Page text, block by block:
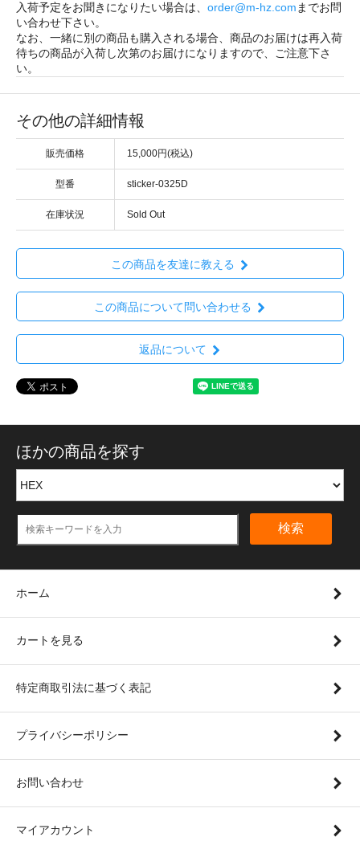
入荷予定をお聞きになりたい場合は、 order@m-hz.comまでお問
い合わせ下さい。
なお、一緒に別の商品も購入される場合、商品のお届けは再入荷
待ちの商品が入荷し次第のお届けになりますので、ご注意下さ
い。
その他の詳細情報
販売価格 15,000円(税込)
型番 sticker-0325D
在庫状況 Sold Out
この商品を友達に教える
この商品について問い合わせる
返品について
ほかの商品を探す
検索
ホーム
カートを見る
特定商取引法に基づく表記
プライバシーポリシー
お問い合わせ
マイアカウント